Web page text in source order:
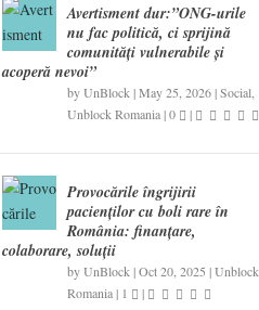
Avertisment dur:”ONG-urile
nu fac politică, ci sprijină
comunități vulnerabile și
acoperă nevoi”
byUnBlock |May 25, 2026|Social
Unblock Romania|0 |
Provocările îngrijirii
pacienților cu boli rare în
România: finanțare,
colaborare, soluții
byUnBlock |Oct 20, 2025 |Unblock
Romania| 1 |